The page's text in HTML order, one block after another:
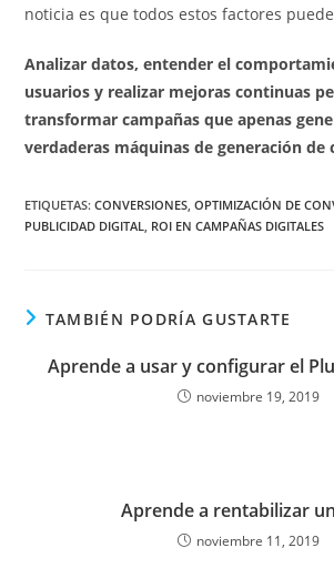
noticia es que todos estos factores
Analizar datos, entender el
usuarios y realizar mejoras continuas
transformar campañas que apenas
verdaderas máquinas de generación de
ETIQUETAS:CONVERSIONES, OPTIMIZACIÓN DE
PUBLICIDAD DIGITAL, ROI EN CAMPAÑAS DIGITALES
TAMBIÉN PODRÍA GUSTARTE
Aprende a usar y configurar el
noviembre 19, 2019
Aprende a rentabilizar
noviembre 11, 2019